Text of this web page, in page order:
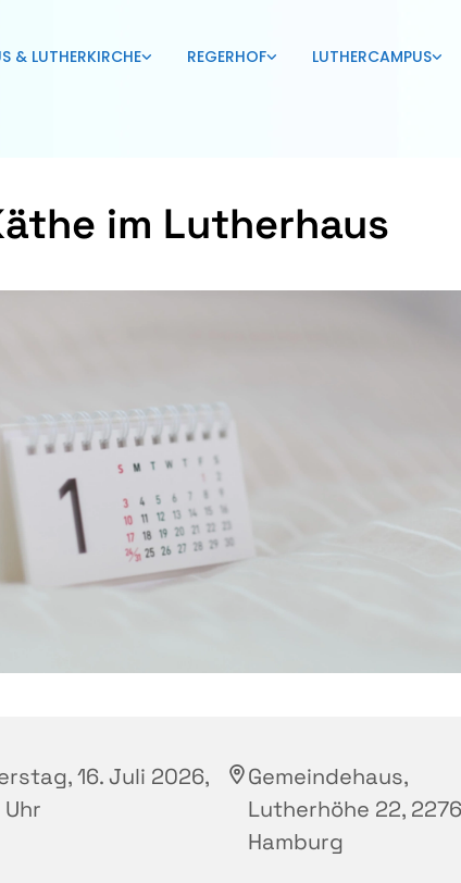
& LUTHERKIRCHE REGERHOF LUTHERCAMPUS
im Lutherhaus
16. Juli 2026,
Gemeindehaus,
Lutherhöhe 22,
Hamburg